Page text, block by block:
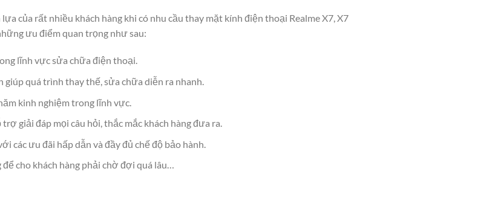
của rất nhiều khách hàng khi có nhu cầu thay mặt kính điện thoại Realme X7, X7
ưu điểm quan trọng như sau:
lĩnh vực sửa chữa điện thoại.
quá trình thay thế, sửa chữa diễn ra nhanh.
kinh nghiệm trong lĩnh vực.
giải đáp mọi câu hỏi, thắc mắc khách hàng đưa ra.
các ưu đãi hấp dẫn và đầy đủ chế độ bảo hành.
cho khách hàng phải chờ đợi quá lâu…